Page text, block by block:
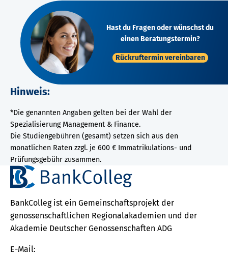
Hast du Fragen oder wünschst du
einen Beratungstermin?
Rückruftermin vereinbaren
Hinweis:
*Die genannten Angaben gelten bei der Wahl der
Spezialisierung Management & Finance.
Die Studiengebühren (gesamt) setzen sich aus den
monatlichen Raten zzgl. je 600 € Immatrikulations- und
Prüfungsgebühr zusammen.
BankColleg ist ein Gemeinschaftsprojekt der
genossenschaftlichen Regionalakademien und der
Akademie Deutscher Genossenschaften ADG
E-Mail: